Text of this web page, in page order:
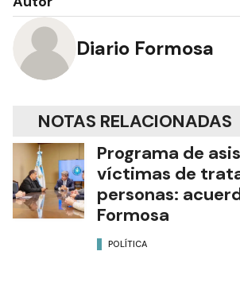
Diario Formosa
NOTAS RELACIONADAS
Programa de
víctimas de
personas:
Formosa
POLÍTICA